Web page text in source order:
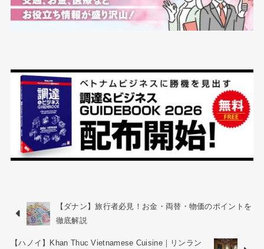
【ダナン】旅行者必見！お金・両替・物価のポイントを
徹底解説
【ハノイ】Khan Thuc Vietnamese Cuisine｜リンラン